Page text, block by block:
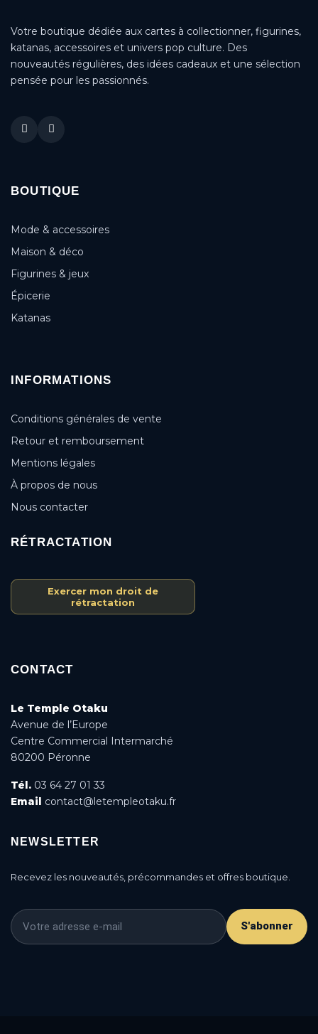
Votre boutique dédiée aux cartes à collectionner, figurines,
katanas, accessoires et univers pop culture. Des
nouveautés régulières, des idées cadeaux et une sélection
pensée pour les passionnés.
BOUTIQUE
Mode & accessoires
Maison & déco
Figurines & jeux
Épicerie
Katanas
INFORMATIONS
Conditions générales de vente
Retour et remboursement
Mentions légales
À propos de nous
Nous contacter
RÉTRACTATION
Exercer mon droit de
rétractation
CONTACT
Le Temple Otaku
Avenue de l’Europe
Centre Commercial Intermarché
80200 Péronne
Tél. 03 64 27 01 33
Email contact@letempleotaku.fr
NEWSLETTER
Recevez les nouveautés, précommandes et offres boutique.
S'abonner